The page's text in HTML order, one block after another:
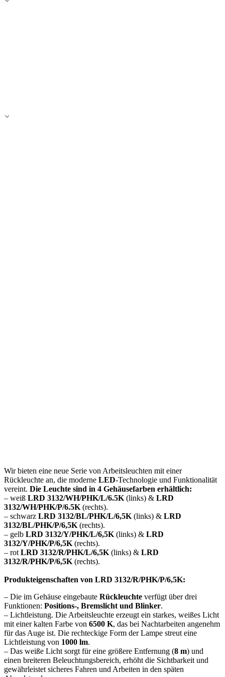
Wir bieten eine neue Serie von Arbeitsleuchten mit einer
Rückleuchte an, die moderne LED-Technologie und Funktionalität
vereint. Die Leuchte sind in 4 Gehäusefarben erhältlich:
– weiß LRD 3132/WH/PHK/L/6.5K (links) & LRD
3132/WH/PHK/P/6.5K (rechts).
– schwarz LRD 3132/BL/PHK/L/6,5K (links) & LRD
3132/BL/PHK/P/6,5K (rechts).
– gelb LRD 3132/Y/PHK/L/6,5K (links) & LRD
3132/Y/PHK/P/6,5K (rechts).
– rot LRD 3132/R/PHK/L/6,5K (links) & LRD
3132/R/PHK/P/6,5K (rechts).
Produkteigenschaften von LRD 3132/R/PHK/P/6,5K:
– Die im Gehäuse eingebaute Rückleuchte verfügt über drei
Funktionen: Positions-, Bremslicht und Blinker.
– Lichtleistung. Die Arbeitsleuchte erzeugt ein starkes, weißes Licht
mit einer kalten Farbe von 6500 K, das bei Nachtarbeiten angenehm
für das Auge ist. Die rechteckige Form der Lampe streut eine
Lichtleistung von 1000 lm.
– Das weiße Licht sorgt für eine größere Entfernung (8 m) und
einen breiteren Beleuchtungsbereich, erhöht die Sichtbarkeit und
gewährleistet sicheres Fahren und Arbeiten in den späten